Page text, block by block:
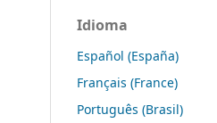
Idioma
Español (España)
Français (France)
Português (Brasil)